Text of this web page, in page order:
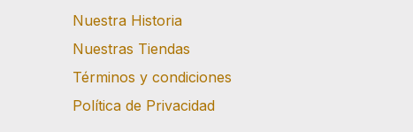
Nuestra Historia
Nuestras Tiendas
Términos y condiciones
Política de Privacidad